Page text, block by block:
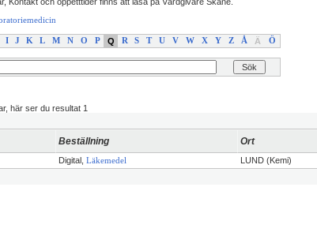
I J K L M N O P Q R S T U V W X Y Z Å Ä Ö
här ser du resultat 1
Beställning Ort
Digital, Läkemedel LUND (Kemi)